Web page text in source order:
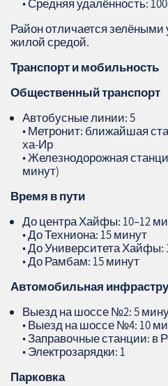
• Средняя удалённость:
Район отличается
жилой средой.
Транспорт и мобильность
Общественный транспорт
Автобусные линии: 5
• Метронит: ближайшая
ха‑Ир
• Железнодорожная
минут)
Время в пути
До центра Хайфы: 10–12
• До Техниона: 15 минут
• До Университета Хайфы:
• До Рамбам: 15 минут
Автомобильная
Выезд на шоссе №2: 5
• Выезд на шоссе №4: 10
• Заправочные станции: в
• Электрозарядки: 1
Парковка